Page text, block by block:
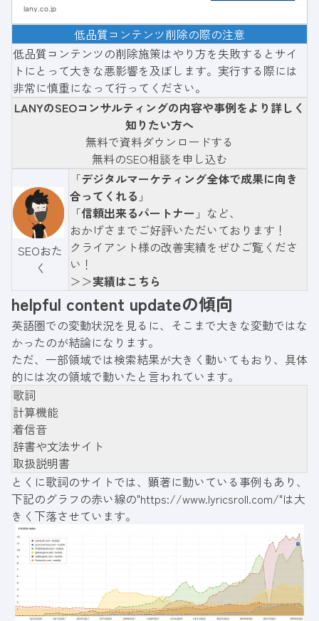
とでSEOへの悪影響が懸念されます。本記事で
を解説します。
lany.co.jp
低品質コンテンツ削除の際の注意
低品質コンテンツの削除施策はやり方を失敗するとサイ
トにとって大きな悪影響を及ぼします。実行する際には
非常に慎重になって行ってください。
LANYのSEOコンサルティングの内容や事例をより詳しく
知りたい方へ
無料で資料ダウンロードする
無料のSEO相談を申し込む
SEOおた
く
「デジタルマーケティング全体で成果に向き
合ってくれる 」
「信頼出来るパートナー 」など、
おかげさまでご好評いただいております！
クライアント様の改善実績をぜひご覧くださ
い！
＞＞実績はこちら
helpful content updateの傾向
英語圏での変動状況を見るに、そこまで大きな変動ではな
かったのが結論になります。
ただ、一部領域では検索結果が大きく動いてもおり、具体
的には次の領域で動いたと言われています。
歌詞
計算機能
着信音
辞書や文法サイト
取扱説明書
とくに歌詞のサイトでは、顕著に動いている事例もあり、
下記のグラフの赤い線の"https://www.lyricsroll.com/"は大
きく下落させています。